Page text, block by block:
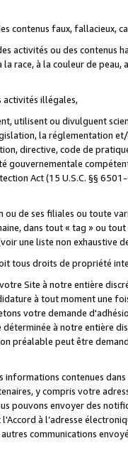
contenus faux, fallacieux,
activités ou des contenus
race, à la couleur de
activités illégales,
utilisent ou divulguent
la réglementation
directive, code de
gouvernementale
Act (15 U.S.C. §§
de ses filiales ou toute
dans tout « tag » ou
une liste non exhaustive
tous droits de propriété
Site à notre entière
à tout moment une
votre demande
à notre entière
préalable peut être
informations contenues
y compris votre
pouvons envoyer des
à l’adresse
communications